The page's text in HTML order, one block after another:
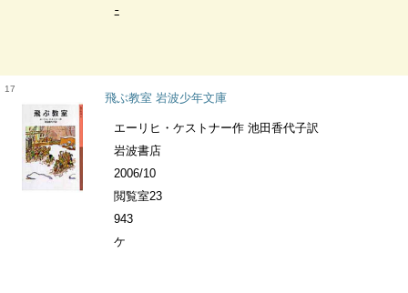
ﾆ
17
飛ぶ教室 岩波少年文庫
エーリヒ・ケストナー作 池田香代子訳
岩波書店
2006/10
閲覧室23
943
ケ